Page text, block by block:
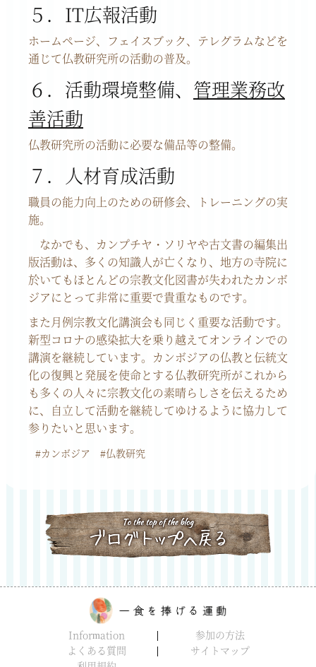
５．IT広報活動
ホームページ、フェイスブック、テレグラムなどを
通じて仏教研究所の活動の普及。
６．活動環境整備、 管理業務改
善活動
仏教研究所の活動に必要な備品等の整備。
７．人材育成活動
職員の能力向上のための研修会、トレーニングの実
施。
なかでも、カンプチヤ・ソリヤや古文書の編集出
版活動は、多くの知識人が亡くなり、地方の寺院に
於いてもほとんどの宗教文化図書が失われたカンボ
ジアにとって非常に重要で貴重なものです。
また月例宗教文化講演会も同じく重要な活動です。
新型コロナの感染拡大を乗り越えてオンラインでの
講演を継続しています。カンボジアの仏教と伝統文
化の復興と発展を使命とする仏教研究所がこれから
も多くの人々に宗教文化の素晴らしさを伝えるため
に、自立して活動を継続してゆけるように協力して
参りたいと思います。
#カンボジア #仏教研究
Information
参加の方法
よくある質問
サイトマップ